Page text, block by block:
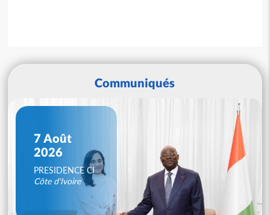
Communiqués
7 Août
2026
PRESIDENCE CI
Côte d'Ivoire